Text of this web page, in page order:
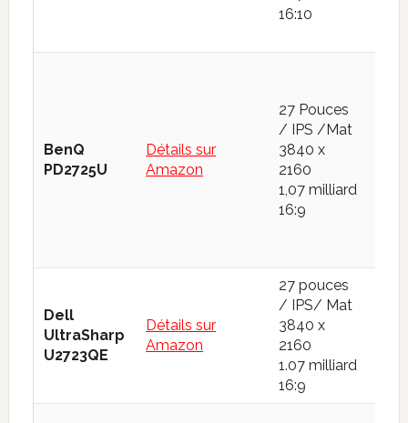
16:10
BenQ
PD2725U
Détails sur
Amazon
27 Pouces
/ IPS /Mat
3840 x
2160
1,07 milliard
16:9
Dell
UltraSharp
U2723QE
Détails sur
Amazon
27 pouces
/ IPS/ Mat
3840 x
2160
1.07 milliard
16:9